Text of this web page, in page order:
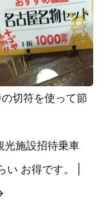
切符を使って節
光施設招待乗車
お得です。 |